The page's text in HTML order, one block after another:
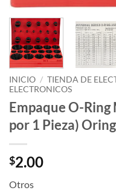
INICIO / TIENDA DE
ELECTRONICOS
Empaque O-Ring
por 1 Pieza) Oring
$2.00
Otros